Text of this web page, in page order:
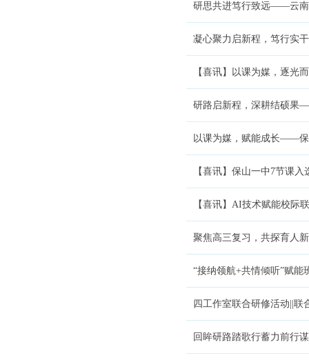
研思共进笃行致远——云南
凝心聚力启新程，笃行实
【喜讯】以课为媒，逐光
研路启新程，深耕结硕果
以课为媒，赋能成长——保
【喜讯】保山一中7节课
【喜讯】AI技术赋能校际
聚焦高三复习，共探育人
“接纳领航+共情倾听”赋
四工作室联合研修活动||联
回眸研路踏歌行蓄力前行